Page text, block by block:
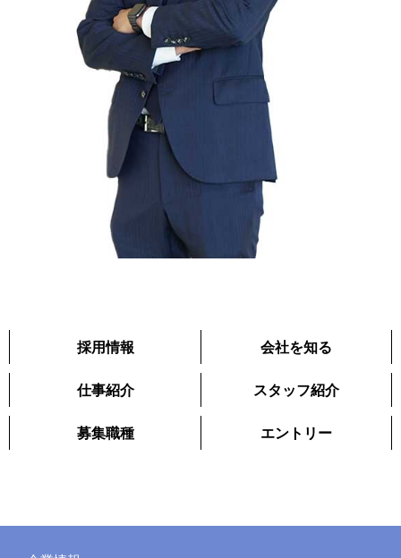
採用情報 会社を知る
仕事紹介 スタッフ紹介
募集職種 エントリー